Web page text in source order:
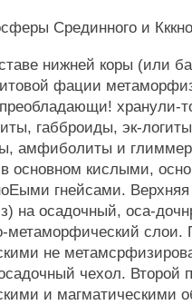
Срединного и
нижней коры (или
фации
хранули-
габброиды, эк-
амфиболиты и
основном кислыми,
гнейсами. Верхняя
на осадочный, оса-
метаморфический слои.
не
чехол. Второй
и магматическими